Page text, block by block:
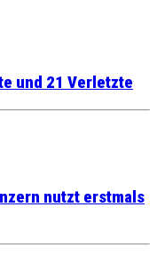
und 21 Verletzte
nutzt erstmals